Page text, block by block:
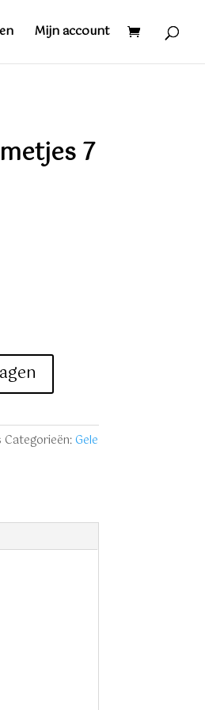
Mijn account
7
Categorieën:Gele